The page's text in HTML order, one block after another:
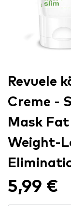
Revuele
Creme -
Mask
Weight-
5,99 €